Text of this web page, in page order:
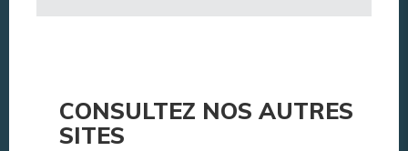
CONSULTEZ NOS AUTRES
SITES